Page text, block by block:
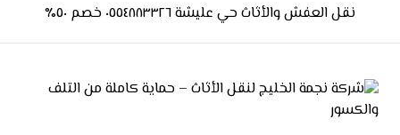
نقل العفش والأثاث حي عليشة ٠٥٥٤٨٨٣٣٢٦ خصم ٥٠٪